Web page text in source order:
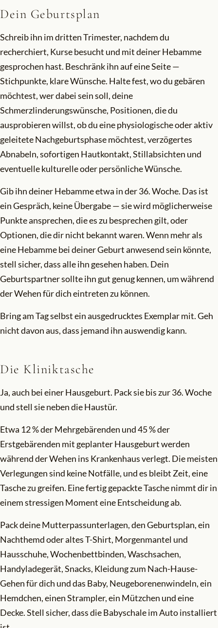
Dein Geburtsplan
Schreib ihn im dritten Trimester, nachdem du
recherchiert, Kurse besucht und mit deiner Hebamme
gesprochen hast. Beschränk ihn auf eine Seite —
Stichpunkte, klare Wünsche. Halte fest, wo du gebären
möchtest, wer dabei sein soll, deine
Schmerzlinderungswünsche, Positionen, die du
ausprobieren willst, ob du eine physiologische oder aktiv
geleitete Nachgeburtsphase möchtest, verzögertes
Abnabeln, sofortigen Hautkontakt, Stillabsichten und
eventuelle kulturelle oder persönliche Wünsche.
Gib ihn deiner Hebamme etwa in der 36. Woche. Das ist
ein Gespräch, keine Übergabe — sie wird möglicherweise
Punkte ansprechen, die es zu besprechen gilt, oder
Optionen, die dir nicht bekannt waren. Wenn mehr als
eine Hebamme bei deiner Geburt anwesend sein könnte,
stell sicher, dass alle ihn gesehen haben. Dein
Geburtspartner sollte ihn gut genug kennen, um während
der Wehen für dich eintreten zu können.
Bring am Tag selbst ein ausgedrucktes Exemplar mit. Geh
nicht davon aus, dass jemand ihn auswendig kann.
Die Kliniktasche
Ja, auch bei einer Hausgeburt. Pack sie bis zur 36. Woche
und stell sie neben die Haustür.
Etwa 12 % der Mehrgebärenden und 45 % der
Erstgebärenden mit geplanter Hausgeburt werden
während der Wehen ins Krankenhaus verlegt. Die meisten
Verlegungen sind keine Notfälle, und es bleibt Zeit, eine
Tasche zu greifen. Eine fertig gepackte Tasche nimmt dir in
einem stressigen Moment eine Entscheidung ab.
Pack deine Mutterpassunterlagen, den Geburtsplan, ein
Nachthemd oder altes T-Shirt, Morgenmantel und
Hausschuhe, Wochenbettbinden, Waschsachen,
Handyladegerät, Snacks, Kleidung zum Nach-Hause-
Gehen für dich und das Baby, Neugeborenenwindeln, ein
Hemdchen, einen Strampler, ein Mützchen und eine
Decke. Stell sicher, dass die Babyschale im Auto installiert